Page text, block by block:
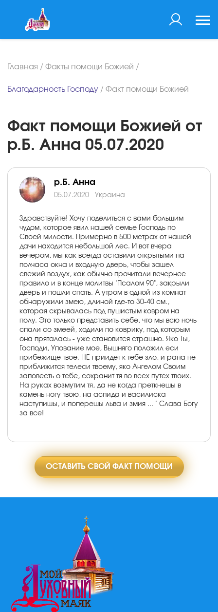
Главная / Факты помощи Божией /
Благодарность Господу / Факт помощи Божией
Факт помощи Божией от
р.Б. Анна 05.07.2020
р.Б. Анна
05.07.2020 Украина
Здравствуйте! Хочу поделиться с вами большим
чудом, которое явил нашей семье Господь по
Своей милости. Примерно в 500 метрах от нашей
дачи находится небольшой лес. И вот вчера
вечером, мы как всегда оставили открытыми на
полчаса окна и входную дверь, чтобы зашел
свежий воздух, как обычно прочитали вечернее
правило и в конце молитвы "Псалом 90", закрыли
дверь и пошли спать. А утром в одной из комнат
обнаружили змею, длиной где-то 30-40 см.,
которая скрывалась под пушистым ковром на
полу. Это только представить себе, что мы всю ночь
спали со змеей, ходили по коврику, под которым
она пряталась - уже становится страшно. Яко Ты,
Господи, Упование мое, Вышняго положил еси
прибежище твое. НЕ приидет к тебе зло, и рана не
приближится телеси твоему, яко Ангелом Своим
заповесть о тебе, сохранит тя во всех путех твоих.
На руках возмутим тя, да не когда преткнешы в
камень ногу твою, на аспида и василиска
наступишы, и поперешы льва и змия ... " Слава Богу
за все!
ОСТАВИТЬ СВОЙ ФАКТ ПОМОЩИ